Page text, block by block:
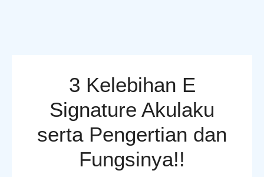
3 Kelebihan E
Signature Akulaku
serta Pengertian dan
Fungsinya!!